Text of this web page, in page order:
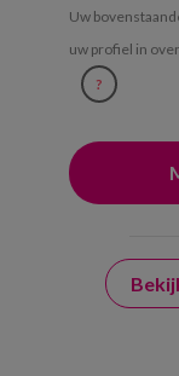
Uw
uw profiel in
?